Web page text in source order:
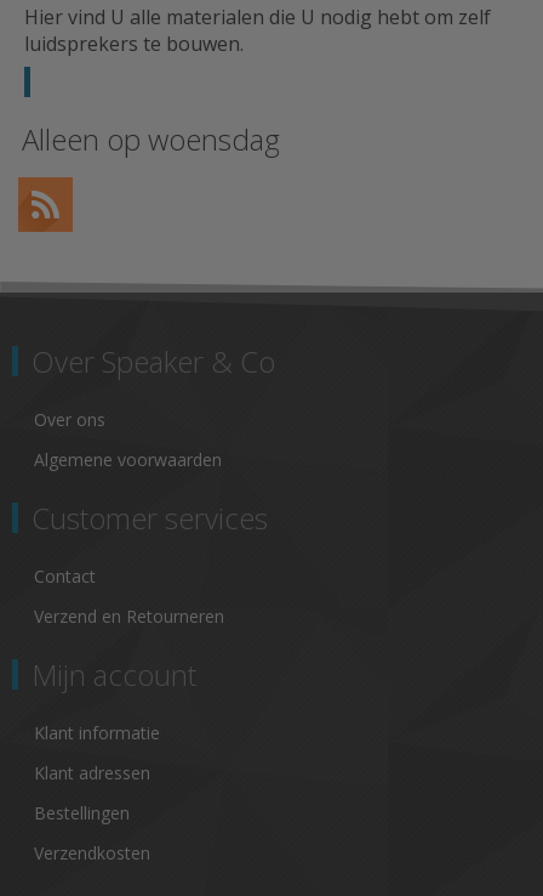
Hier vind U alle materialen die U nodig hebt om zelf
luidsprekers te bouwen.
Alleen op woensdag
Over Speaker & Co
Over ons
Algemene voorwaarden
Customer services
Contact
Verzend en Retourneren
Mijn account
Klant informatie
Klant adressen
Bestellingen
Verzendkosten